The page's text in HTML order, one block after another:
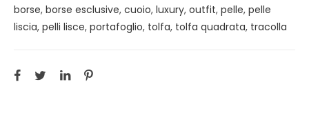
borse, borse esclusive, cuoio, luxury, outfit, pelle, pelle
liscia, pelli lisce, portafoglio, tolfa, tolfa quadrata, tracolla